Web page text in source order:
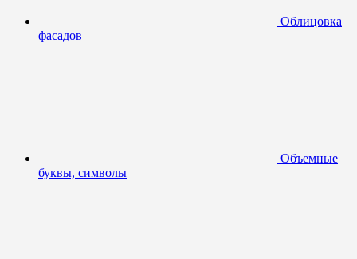
Облицовка
фасадов
Объемные
буквы, символы